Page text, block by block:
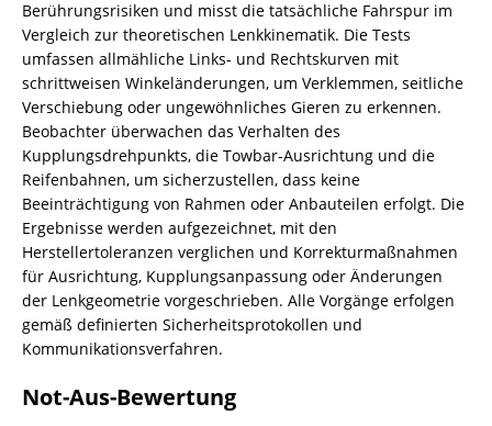
Berührungsrisiken und misst die tatsächliche Fahrspur im
Vergleich zur theoretischen Lenkkinematik. Die Tests
umfassen allmähliche Links- und Rechtskurven mit
schrittweisen Winkeländerungen, um Verklemmen, seitliche
Verschiebung oder ungewöhnliches Gieren zu erkennen.
Beobachter überwachen das Verhalten des
Kupplungsdrehpunkts, die Towbar-Ausrichtung und die
Reifenbahnen, um sicherzustellen, dass keine
Beeinträchtigung von Rahmen oder Anbauteilen erfolgt. Die
Ergebnisse werden aufgezeichnet, mit den
Herstellertoleranzen verglichen und Korrekturmaßnahmen
für Ausrichtung, Kupplungsanpassung oder Änderungen
der Lenkgeometrie vorgeschrieben. Alle Vorgänge erfolgen
gemäß definierten Sicherheitsprotokollen und
Kommunikationsverfahren.
Not-Aus-Bewertung